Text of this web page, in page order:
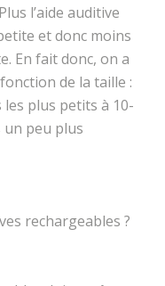
l’aide auditive
et donc moins
En fait donc, on a
de la taille :
plus petits à 10-
un peu plus
rechargeables ?